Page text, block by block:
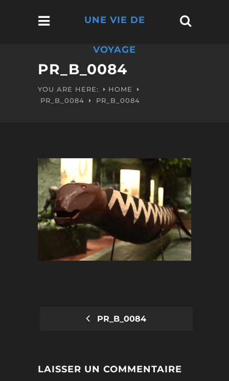
UNE VIE DE
VOYAGE
PR_B_0084
YOU ARE HERE:
HOME
PR_B_0084
PR_B_0084
PR_B_0084
LAISSER UN COMMENTAIRE